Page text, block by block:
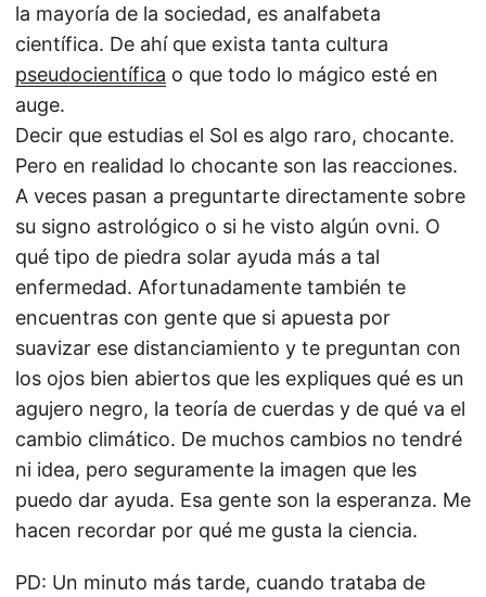
la mayoría de la sociedad, es analfabeta
científica. De ahí que exista tanta cultura
pseudocientífica o que todo lo mágico esté en
auge.
Decir que estudias el Sol es algo raro, chocante.
Pero en realidad lo chocante son las reacciones.
A veces pasan a preguntarte directamente sobre
su signo astrológico o si he visto algún ovni. O
qué tipo de piedra solar ayuda más a tal
enfermedad. Afortunadamente también te
encuentras con gente que si apuesta por
suavizar ese distanciamiento y te preguntan con
los ojos bien abiertos que les expliques qué es un
agujero negro, la teoría de cuerdas y de qué va el
cambio climático. De muchos cambios no tendré
ni idea, pero seguramente la imagen que les
puedo dar ayuda. Esa gente son la esperanza. Me
hacen recordar por qué me gusta la ciencia.
PD: Un minuto más tarde, cuando trataba de